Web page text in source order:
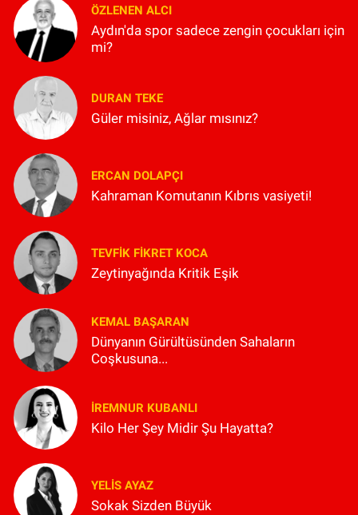
ÖZLENEN ALCI
Aydın'da spor sadece zengin çocukları için
mi?
DURAN TEKE
Güler misiniz, Ağlar mısınız?
ERCAN DOLAPÇI
Kahraman Komutanın Kıbrıs vasiyeti!
TEVFIK FIKRET KOCA
Zeytinyağında Kritik Eşik
KEMAL BAŞARAN
Dünyanın Gürültüsünden Sahaların
Coşkusuna...
İREMNUR KUBANLI
Kilo Her Şey Midir Şu Hayatta?
YELIS AYAZ
Sokak Sizden Büyük